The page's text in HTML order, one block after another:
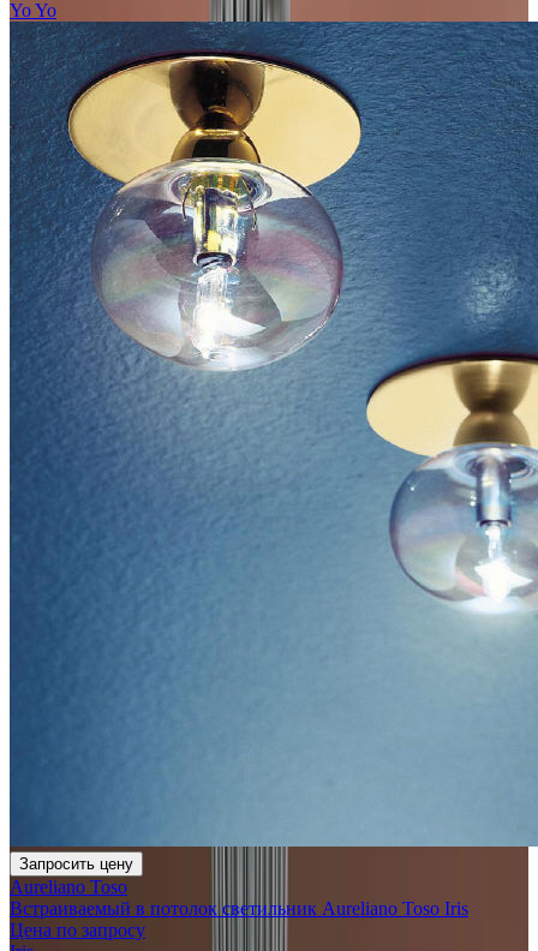
Yo Yo
Запросить цену
Aureliano Toso
Встраиваемый в потолок светильник Aureliano Toso Iris
Цена по запросу